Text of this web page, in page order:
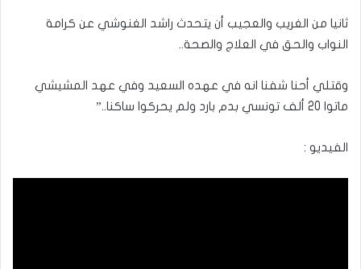
ثانيا من الغريب والعجيب أن يتحدث راشد الغنوشي عن كرامة
النواب والحق في العلاج والصحة..
وقتلي أحنا شفنا انه في عهده السعيد وفي عهد المشيشي
ماتوا 20 ألف تونسي بدم بارد ولم يحركوا ساكنا..”
الفيديو :